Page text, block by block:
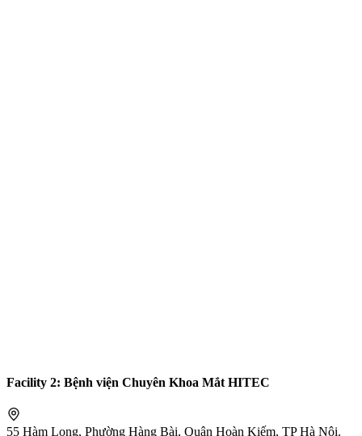
Facility 2: Bệnh viện Chuyên Khoa Mắt HITEC
55 Hàm Long, Phường Hàng Bài, Quận Hoàn Kiếm, TP Hà Nội.